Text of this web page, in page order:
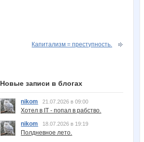
Капитализм = преступность.
Новые записи в блогах
nikom 21.07.2026 в 09:00
Хотел в IT - попал в рабство.
nikom
18.07.2026 в 19:19
Полдневное лето.